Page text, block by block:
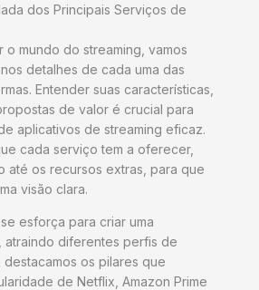
dos Principais Serviços de
o mundo do streaming, vamos
detalhes de cada uma das
Entender suas características,
de valor é crucial para
aplicativos de streaming eficaz.
cada serviço tem a oferecer,
até os recursos extras, para que
visão clara.
esforça para criar uma
atraindo diferentes perfis de
destacamos os pilares que
de Netflix, Amazon Prime